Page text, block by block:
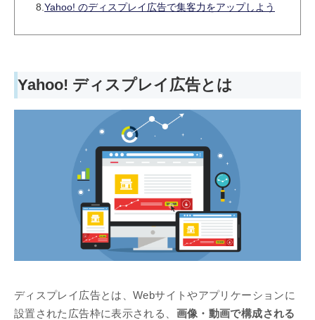
8. Yahoo! のディスプレイ広告で集客力をアップしよう
Yahoo! ディスプレイ広告とは
ディスプレイ広告とは、Webサイトやアプリケーションに
設置された広告枠に表示される、 画像・動画で構成される